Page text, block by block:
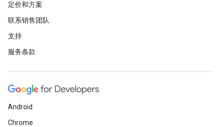
定价和方案
联系销售团队
支持
服务条款
Android
Chrome